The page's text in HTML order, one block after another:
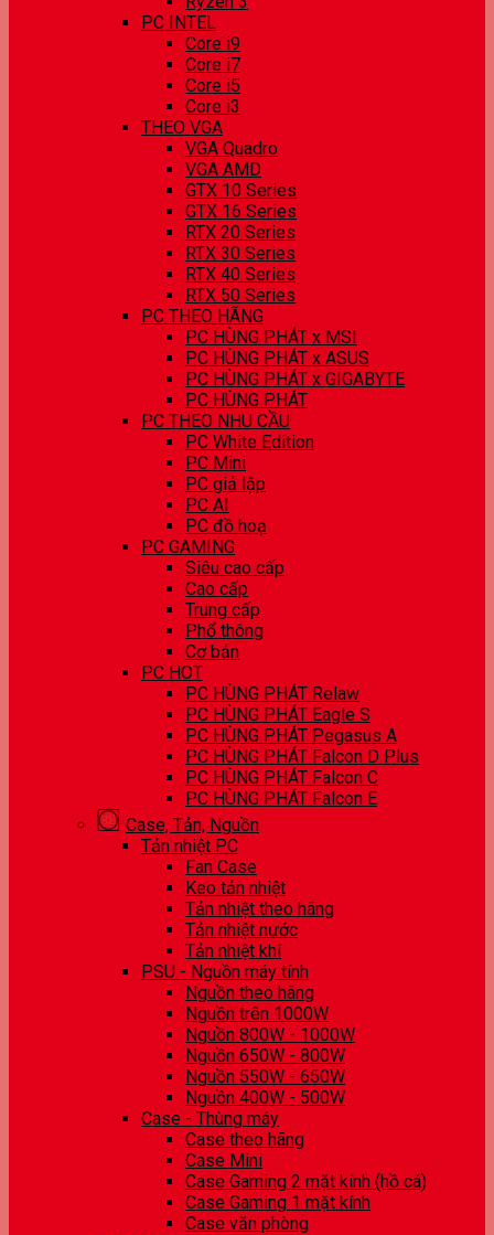
PC INTEL
Core i9
Core i7
Core i5
Core i3
THEO VGA
VGA Quadro
VGA AMD
GTX 10 Series
GTX 16 Series
RTX 20 Series
RTX 30 Series
RTX 40 Series
RTX 50 Series
PC THEO HÃNG
PC HÙNG PHÁT x MSI
PC HÙNG PHÁT x ASUS
PC HÙNG PHÁT x GIGABYTE
PC HÙNG PHÁT
PC THEO NHU CẦU
PC White Edition
PC Mini
PC giả lập
PC AI
PC đồ hoạ
PC GAMING
Siêu cao cấp
Cao cấp
Trung cấp
Phổ thông
Cơ bản
PC HOT
PC HÙNG PHÁT Relaw
PC HÙNG PHÁT Eagle S
PC HÙNG PHÁT Pegasus A
PC HÙNG PHÁT Falcon D Plus
PC HÙNG PHÁT Falcon C
PC HÙNG PHÁT Falcon E
Case, Tản, Nguồn
Tản nhiệt PC
Fan Case
Keo tản nhiệt
Tản nhiệt theo hãng
Tản nhiệt nước
Tản nhiệt khí
PSU - Nguồn máy tính
Nguồn theo hãng
Nguồn trên 1000W
Nguồn 800W - 1000W
Nguồn 650W - 800W
Nguồn 550W - 650W
Nguồn 400W - 500W
Case - Thùng máy
Case theo hãng
Case Mini
Case Gaming 2 mặt kính (hồ cá)
Case Gaming 1 mặt kính
Case văn phòng